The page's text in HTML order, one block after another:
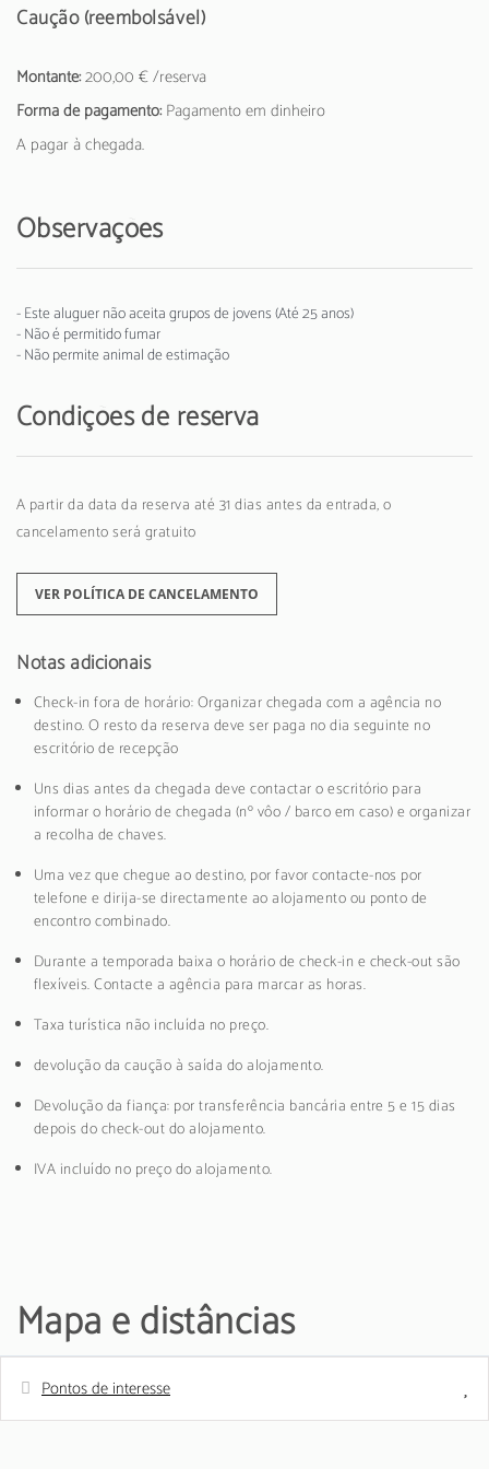
Caução (reembolsável)
Montante:200,00 € /reserva
Forma de pagamento:Pagamento em dinheiro
A pagar à chegada.
Observações
- Este aluguer não aceita grupos de jovens (Até 25 anos)
- Não é permitido fumar
- Não permite animal de estimação
Condições de reserva
A partir da data da reserva até 31 dias antes da entrada, o
cancelamento será gratuito
VER POLÍTICA DE CANCELAMENTO
Notas adicionais
Check-in fora de horário: Organizar chegada com a agência no
destino. O resto da reserva deve ser paga no dia seguinte no
escritório de recepção
Uns dias antes da chegada deve contactar o escritório para
informar o horário de chegada (nº vôo / barco em caso) e organizar
a recolha de chaves.
Uma vez que chegue ao destino, por favor contacte-nos por
telefone e dirija-se directamente ao alojamento ou ponto de
encontro combinado.
Durante a temporada baixa o horário de check-in e check-out são
flexíveis. Contacte a agência para marcar as horas.
Taxa turística não incluída no preço.
devolução da caução à saída do alojamento.
Devolução da fiança: por transferência bancária entre 5 e 15 dias
depois do check-out do alojamento.
IVA incluído no preço do alojamento.
Mapa e distâncias
Pontos de interesse